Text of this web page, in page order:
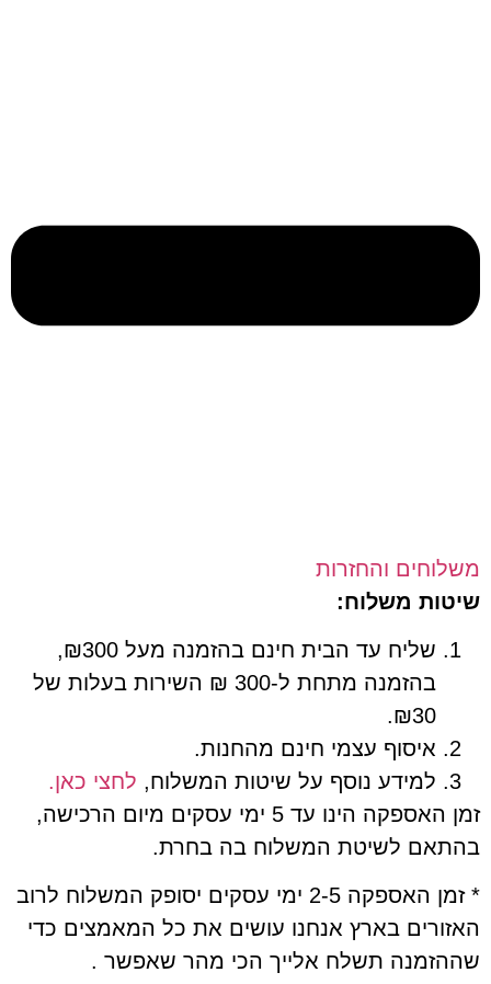
והחזרות
משלוח:
שליח עד הבית חינם בהזמנה מעל ₪300,
בהזמנה מתחת ל-300 ₪ השירות בעלות של
איסוף עצמי חינם מהחנות.
למידע נוסף על שיטות המשלוח,לחצי כאן.
זמן האספקה הינו עד 5 ימי עסקים מיום הרכישה,
לשיטת המשלוח בה בחרת.
* זמן האספקה 2-5 ימי עסקים יסופק המשלוח לרוב
בארץ אנחנו עושים את כל המאמצים כדי
תשלח אלייך הכי מהר שאפשר .